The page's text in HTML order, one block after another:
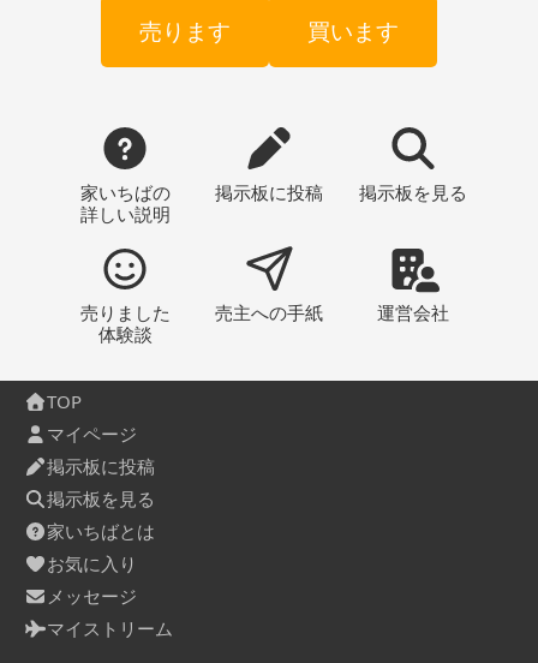
売ります 買います
家いちばの
詳しい説明
掲示板に投稿 掲示板 を見る
売りました
体験談
売主への手紙 運営会社
TOP
マイページ
掲示板に投稿
掲示板を見る
家いちばとは
お気に入り
メッセージ
マイストリーム